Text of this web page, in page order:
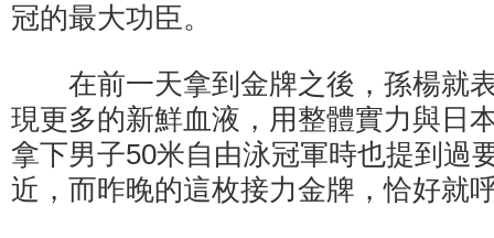
冠的最大功臣。
在前一天拿到金牌之後，孫楊就
現更多的新鮮血液，用整體實力與日
拿下男子50米自由泳冠軍時也提到過
近，而昨晚的這枚接力金牌，恰好就